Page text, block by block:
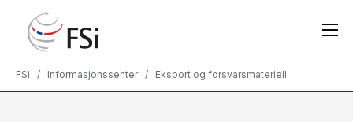
innholdet
FSi / Informasjonssenter / Eksport og forsvarsmateriell